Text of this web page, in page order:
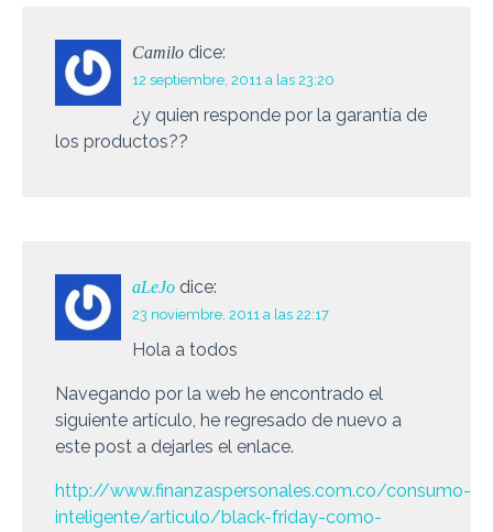
Camilo dice:
12 septiembre, 2011 a las 23:20
¿y quien responde por la garantía de
los productos??
aLeJo dice:
23 noviembre, 2011 a las 22:17
Hola a todos
Navegando por la web he encontrado el
siguiente artículo, he regresado de nuevo a
este post a dejarles el enlace.
http://www.finanzaspersonales.com.co/consumo-
inteligente/articulo/black-friday-como-